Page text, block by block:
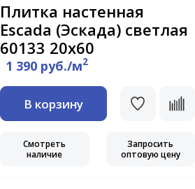
Плитка настенная
Escada (Эскада) светлая
60133 20х60
1 390 руб./м2
В корзину
Смотреть
наличие
Запросить
оптовую цену